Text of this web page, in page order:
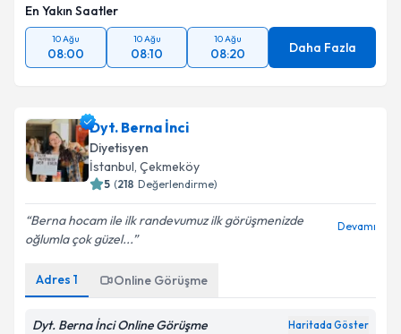
En Yakın Saatler
10 Ağu
08:00
10 Ağu
08:10
10 Ağu
08:20 Daha Fazla
Dyt. Berna İnci
Diyetisyen
İstanbul, Çekmeköy
5 (218 Değerlendirme)
Berna hocam ile ilk randevumuz ilk görüşmenizde
oğlumla çok güzel...
Devamı
Adres 1 Online Görüşme
Online Görüşme